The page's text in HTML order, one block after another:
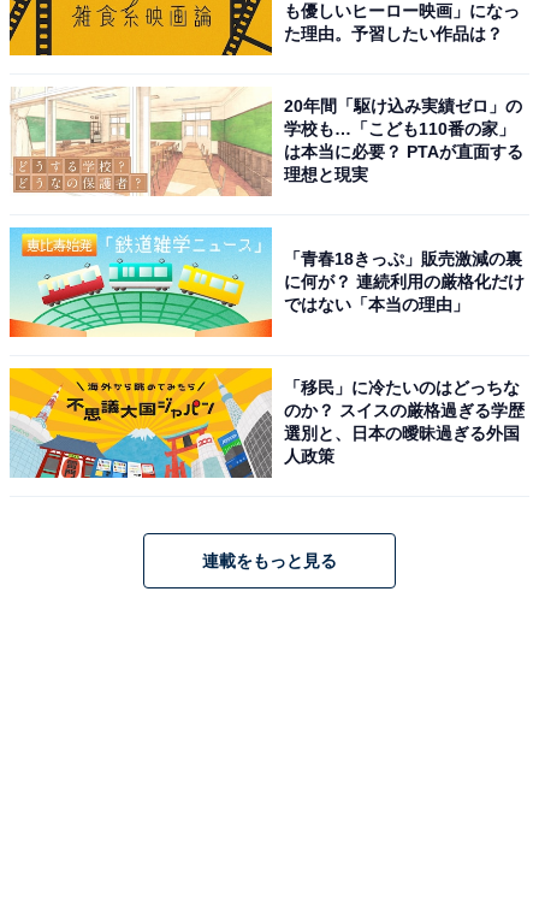
も優しいヒーロー映画」になっ
た理由。予習したい作品は？
20年間「駆け込み実績ゼロ」の
学校も…「こども110番の家」
は本当に必要？ PTAが直面する
理想と現実
「青春18きっぷ」販売激減の裏
に何が？ 連続利用の厳格化だけ
ではない「本当の理由」
「移民」に冷たいのはどっちな
のか？ スイスの厳格過ぎる学歴
選別と、日本の曖昧過ぎる外国
人政策
連載をもっと見る